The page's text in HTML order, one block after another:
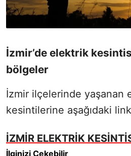
İzmir’de elektrik
bölgeler
İzmir ilçelerinde yaşanan
kesintilerine aşağıdaki
İZMİR ELEKTRİK